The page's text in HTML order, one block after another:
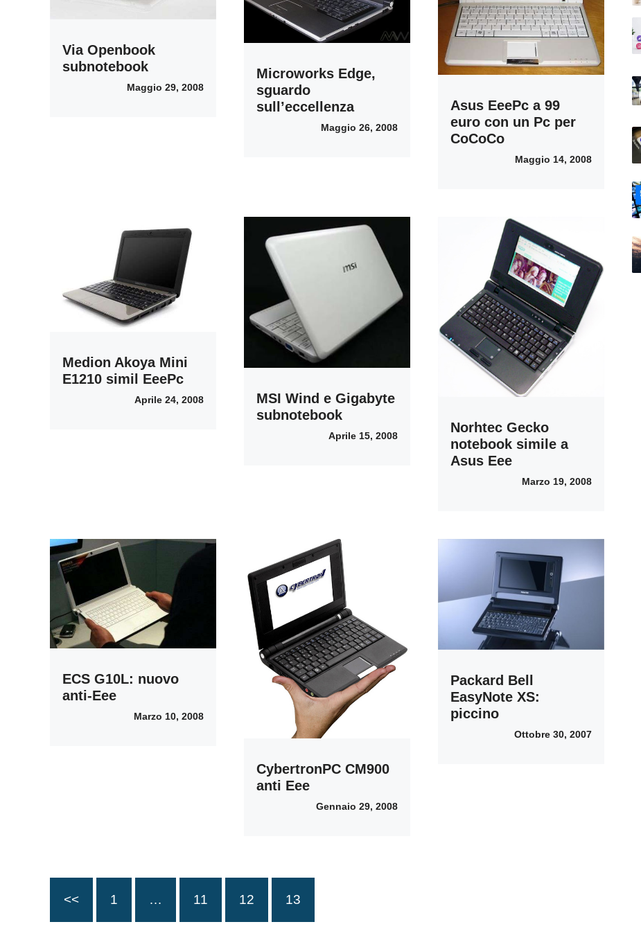
Via Openbook
subnotebook
Maggio 29, 2008
Microworks Edge,
sguardo
sull’eccellenza
Maggio 26, 2008
Asus EeePc a 99
euro con un Pc per
CoCoCo
Maggio 14, 2008
Medion Akoya Mini
E1210 simil EeePc
Aprile 24, 2008
MSI Wind e Gigabyte
subnotebook
Aprile 15, 2008
Norhtec Gecko
notebook simile a
Asus Eee
Marzo 19, 2008
ECS G10L: nuovo
anti-Eee
Marzo 10, 2008
CybertronPC CM900
anti Eee
Gennaio 29, 2008
Packard Bell
EasyNote XS:
piccino
Ottobre 30, 2007
<< 1 … 11 12 13